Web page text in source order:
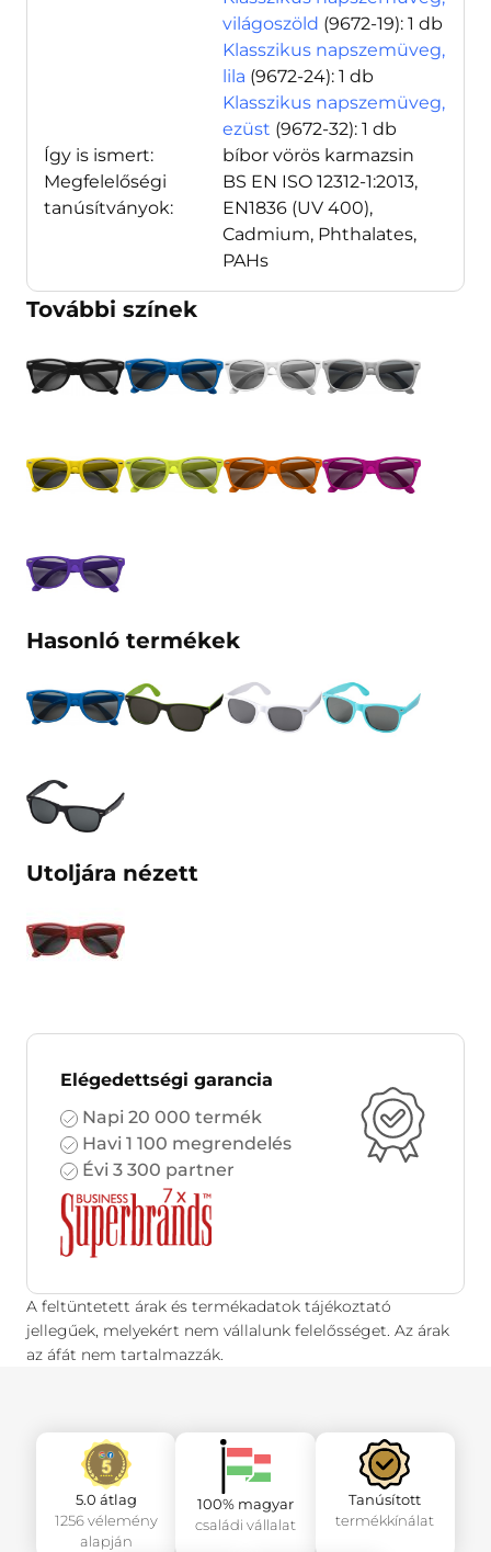
világoszöld (9672-19): 1 db
Klasszikus napszemüveg,
lila (9672-24): 1 db
Klasszikus napszemüveg,
ezüst (9672-32): 1 db
Így is ismert:
bíbor vörös karmazsin
Megfelelőségi
tanúsítványok:
BS EN ISO 12312-1:2013,
EN1836 (UV 400),
Cadmium, Phthalates,
PAHs
További színek
Hasonló termékek
Utoljára nézett
Elégedettségi garancia
Napi 20 000 termék
Havi 1 100 megrendelés
Évi 3 300 partner
A feltüntetett árak és termékadatok tájékoztató
jellegűek, melyekért nem vállalunk felelősséget. Az árak
az áfát nem tartalmazzák.
5.0 átlag
1256 vélemény
alapján
100% magyar
családi vállalat
Tanúsított
termékkínálat